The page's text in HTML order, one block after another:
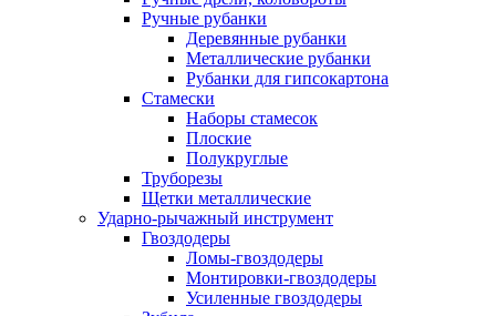
Ручные рубанки
Деревянные рубанки
Металлические рубанки
Рубанки для гипсокартона
Стамески
Наборы стамесок
Плоские
Полукруглые
Труборезы
Щетки металлические
Ударно-рычажный инструмент
Гвоздодеры
Ломы-гвоздодеры
Монтировки-гвоздодеры
Усиленные гвоздодеры